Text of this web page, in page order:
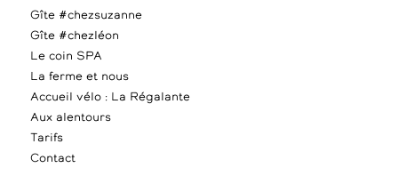
Gîte #chezsuzanne
Gîte #chezléon
Le coin SPA
La ferme et nous
Accueil vélo : La Régalante
Aux alentours
Tarifs
Contact